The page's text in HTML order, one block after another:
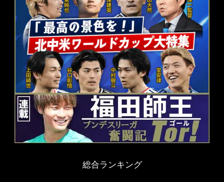
総合ランキング